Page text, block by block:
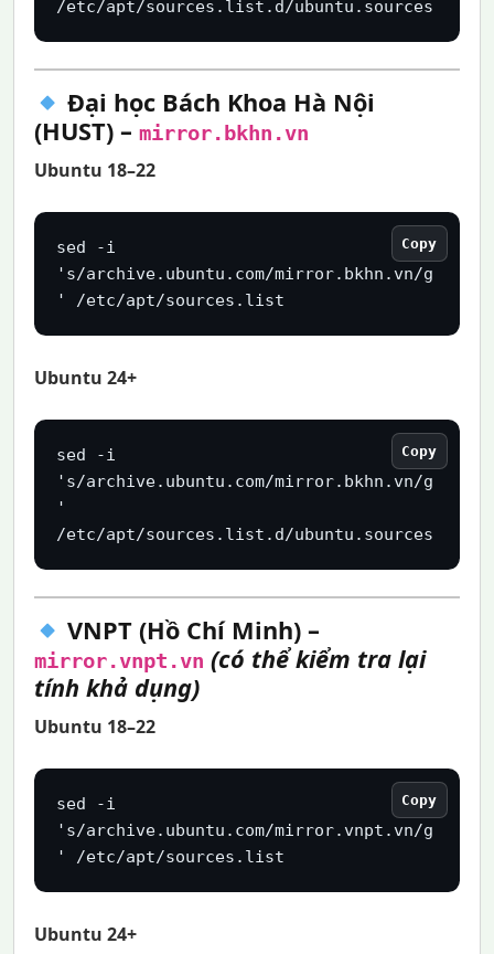
/etc/apt/sources.list.d/ubuntu.sources
Đại học Bách Khoa Hà Nội
(HUST) – mirror.bkhn.vn
Ubuntu 18–22
sed -i
's/archive.ubuntu.com/mirror.bkhn.vn/g
' /etc/apt/sources.list
Copy
Ubuntu 24+
sed -i
's/archive.ubuntu.com/mirror.bkhn.vn/g
'
/etc/apt/sources.list.d/ubuntu.sources
Copy
VNPT (Hồ Chí Minh) –
mirror.vnpt.vn (có thể kiểm tra lại
tính khả dụng)
Ubuntu 18–22
sed -i
's/archive.ubuntu.com/mirror.vnpt.vn/g
' /etc/apt/sources.list
Copy
Ubuntu 24+